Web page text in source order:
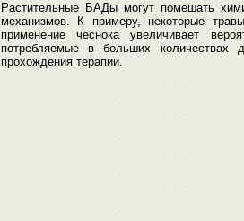
Растительные БАДы могут помешать
механизмов. К примеру, некоторые
применение чеснока увеличивает
потребляемые в больших количествах
прохождения терапии.